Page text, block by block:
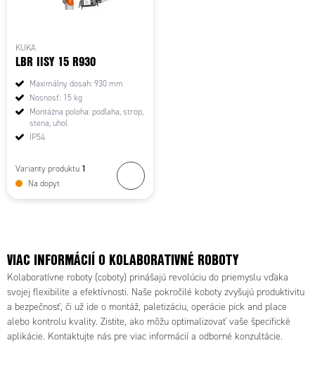
KUKA
LBR IISY 15 R930
Maximálny dosah: 930 mm
Nosnosť: 15 kg
Montážna poloha: podlaha, strop,
stena, uhol
IP54
Varianty produktu 1
Na dopyt
VIAC INFORMÁCIÍ O KOLABORATIVNÉ ROBOTY
Kolaboratívne roboty (coboty) prinášajú revolúciu do priemyslu vďaka
svojej flexibilite a efektívnosti. Naše pokročilé koboty zvyšujú produktivitu
a bezpečnosť, či už ide o montáž, paletizáciu, operácie pick and place
alebo kontrolu kvality. Zistite, ako môžu optimalizovať vaše špecifické
aplikácie. Kontaktujte nás pre viac informácií a odborné konzultácie.